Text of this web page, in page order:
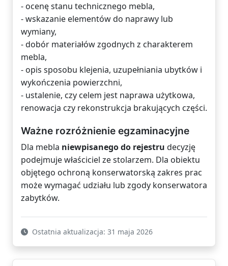
- ocenę stanu technicznego mebla,
- wskazanie elementów do naprawy lub
wymiany,
- dobór materiałów zgodnych z charakterem
mebla,
- opis sposobu klejenia, uzupełniania ubytków i
wykończenia powierzchni,
- ustalenie, czy celem jest naprawa użytkowa,
renowacja czy rekonstrukcja brakujących części.
Ważne rozróżnienie egzaminacyjne
Dla mebla niewpisanego do rejestru decyzję
podejmuje właściciel ze stolarzem. Dla obiektu
objętego ochroną konserwatorską zakres prac
może wymagać udziału lub zgody konserwatora
zabytków.
Ostatnia aktualizacja: 31 maja 2026